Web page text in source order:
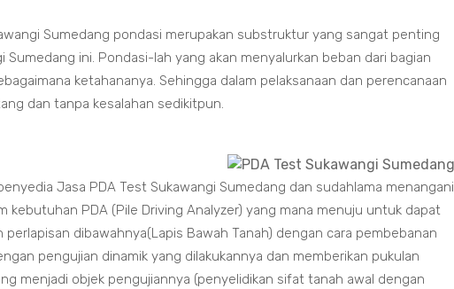
Sumedang pondasi merupakan substruktur yang sangat penting
Sumedang ini. Pondasi-lah yang akan menyalurkan beban dari bagian
ketahananya. Sehingga dalam pelaksanaan dan perencanaan
dan tanpa kesalahan sedikitpun.
penyedia Jasa PDA Test Sukawangi Sumedang dan sudahlama menangani
kebutuhan PDA (Pile Driving Analyzer) yang mana menuju untuk dapat
dibawahnya(Lapis Bawah Tanah) dengan cara pembebanan
pengujian dinamik yang dilakukannya dan memberikan pukulan
menjadi objek pengujiannya (penyelidikan sifat tanah awal dengan